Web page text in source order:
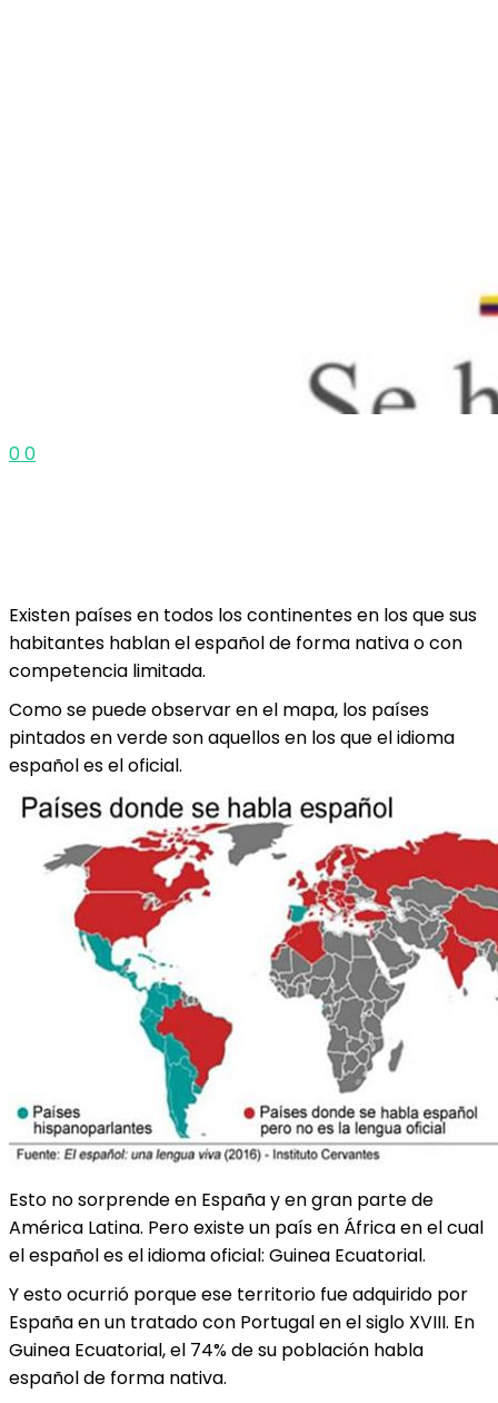
00
Existen países en todos los continentes en los que sus
habitantes hablan el español de forma nativa o con
competencia limitada.
Como se puede observar en el mapa, los países
pintados en verde son aquellos en los que el idioma
español es el oficial.
Esto no sorprende en España y en gran parte de
América Latina. Pero existe un país en África en el cual
el español es el idioma oficial: Guinea Ecuatorial.
Y esto ocurrió porque ese territorio fue adquirido por
España en un tratado con Portugal en el siglo XVIII. En
Guinea Ecuatorial, el 74% de su población habla
español de forma nativa.